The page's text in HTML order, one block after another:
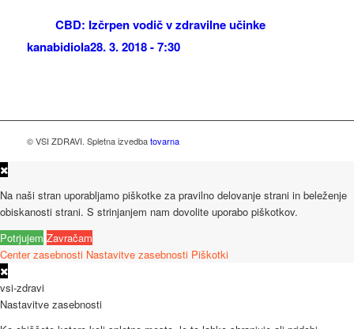
CBD: Izčrpen vodič v zdravilne učinke
kanabidiola28. 3. 2018 - 7:30
© VSI ZDRAVI. Spletna izvedbatovarna
Na naši stran uporabljamo piškotke za pravilno delovanje strani in beleženje
obiskanosti strani. S strinjanjem nam dovolite uporabo piškotkov.
Potrjujem Zavračam
Center zasebnosti Nastavitve zasebnosti Piškotki
vsi-zdravi
Nastavitve zasebnosti